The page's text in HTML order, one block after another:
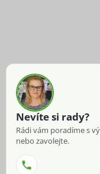
Nevíte si rady?
Rádi vám poradíme s
nebo zavolejte.